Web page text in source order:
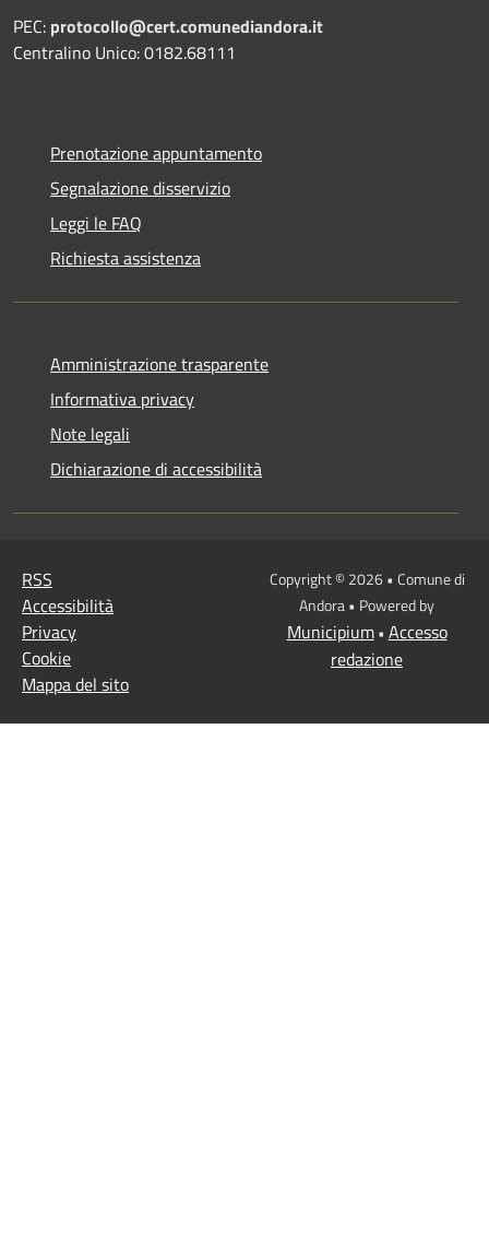
PEC: protocollo@cert.comunediandora.it
Centralino Unico: 0182.68111
Prenotazione appuntamento
Segnalazione disservizio
Leggi le FAQ
Richiesta assistenza
Amministrazione trasparente
Informativa privacy
Note legali
Dichiarazione di accessibilità
RSS
Accessibilità
Privacy
Cookie
Mappa del sito
Copyright © 2026 • Comune di
Andora • Powered by
Municipium• Accesso
redazione